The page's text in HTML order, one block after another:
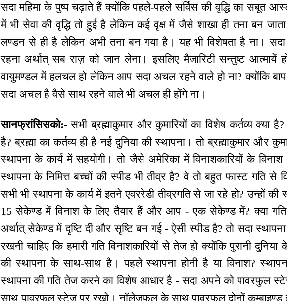
सदा महिमा के पुष्प चढ़ाते हैं क्योंकि पहले-पहले सर्विस की वृद्धि का सबूत
में भी सेवा की वृद्धि तो हुई है लेकिन कई वृक्ष में जैसे शाखा ही तना बन
लण्डन से ही है लेकिन अभी तना बन गया है। यह भी विशेषता है ना। सदा
रहना अर्थात् सब राज़ को जान लेना। इसलिए मैजारिटी सन्तुष्ट आत्मायें
वायुमण्डल में हलचल हो लेकिन आप सदा अचल रहने वाले हो ना? क्योंकि
सदा अचल है वैसे साथ रहने वाले भी अचल ही होंगे ना।
सानफ्रांसिसको:-सभी ब्रह्माकुमार और कुमारियों का विशेष कर्तव्य क्या है?
है? ब्रह्मा का कर्तव्य ही है नई दुनिया की स्थापना। तो ब्रह्माकुमार और
स्थापना के कार्य में सहयोगी। तो जैसे अमेरिका में विनाशकारियों के
स्थापना के निमित्त बच्चों की स्पीड भी तीव्र है? वे तो बहुत फास्ट गति
सभी भी स्थापना के कार्य में इतने एवररेडी तीव्रगति से जा रहे हो? उन्हों
15 सेकेण्ड में विनाश के लिए तैयार हैं और आप - एक सेकेण्ड में? क्या गति
अर्थात् सेकेण्ड में दृष्टि दी और सृष्टि बन गई - ऐसी स्पीड है? तो सदा
रखनी चाहिए कि हमारी गति विनाशकारियों से तेज हो क्योंकि पुरानी
की स्थापना के साथ-साथ है। पहले स्थापना होनी है या विनाश?
स्थापना की गति तेज करने का विशेष आधार है - सदा अपने को पावरफुल
साथ पावरफुल स्टेज पर रखो। नॉलेजफुल के साथ पावरफुल दोनों कम्बाइण्ड